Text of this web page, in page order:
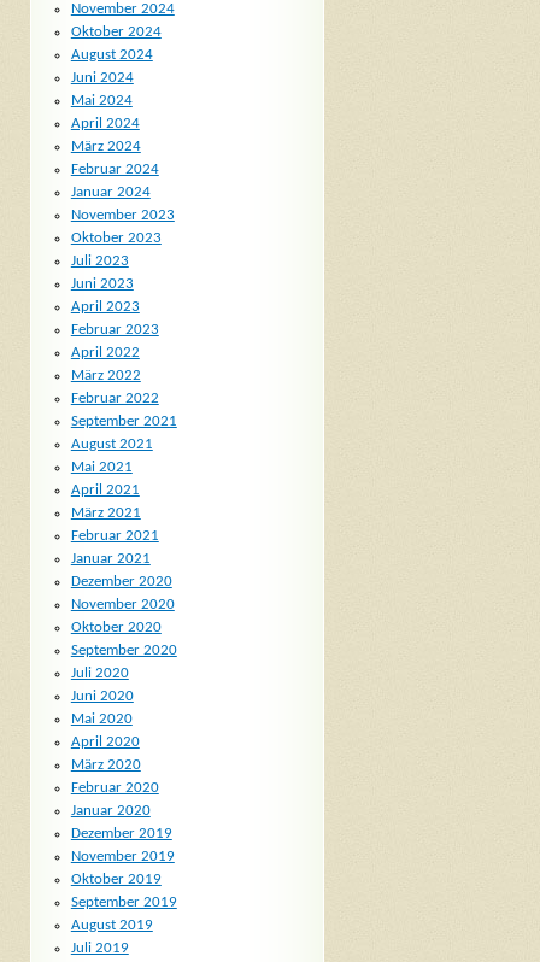
November 2024
Oktober 2024
August 2024
Juni 2024
Mai 2024
April 2024
März 2024
Februar 2024
Januar 2024
November 2023
Oktober 2023
Juli 2023
Juni 2023
April 2023
Februar 2023
April 2022
März 2022
Februar 2022
September 2021
August 2021
Mai 2021
April 2021
März 2021
Februar 2021
Januar 2021
Dezember 2020
November 2020
Oktober 2020
September 2020
Juli 2020
Juni 2020
Mai 2020
April 2020
März 2020
Februar 2020
Januar 2020
Dezember 2019
November 2019
Oktober 2019
September 2019
August 2019
Juli 2019